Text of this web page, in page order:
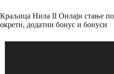
Краљица Нила II Онлајн стање
окрети, додатни бонус и бонуси